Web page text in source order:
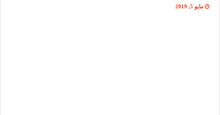
مايو 5, 2019